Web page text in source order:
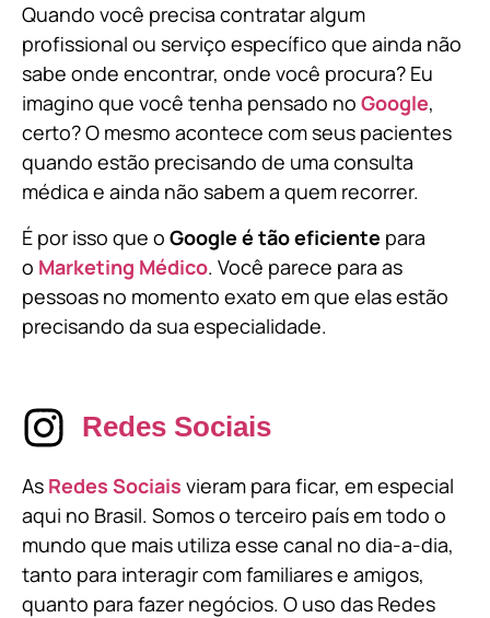
Quando você precisa contratar algum
profissional ou serviço específico que ainda não
sabe onde encontrar, onde você procura? Eu
imagino que você tenha pensado no Google,
certo? O mesmo acontece com seus pacientes
quando estão precisando de uma consulta
médica e ainda não sabem a quem recorrer.
É por isso que o Google é tão eficiente para
o Marketing Médico. Você parece para as
pessoas no momento exato em que elas estão
precisando da sua especialidade.
Redes Sociais
As Redes Sociais vieram para ficar, em especial
aqui no Brasil. Somos o terceiro país em todo o
mundo que mais utiliza esse canal no dia-a-dia,
tanto para interagir com familiares e amigos,
quanto para fazer negócios. O uso das Redes